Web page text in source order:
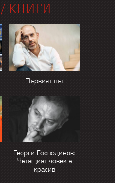
/ КНИГИ
Първият път
Георги Господинов:
Четящият човек е
красив